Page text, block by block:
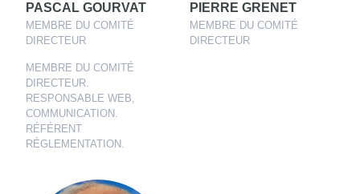
PASCAL GOURVAT
MEMBRE DU COMITÉ
DIRECTEUR
MEMBRE DU COMITÉ
DIRECTEUR.
RESPONSABLE WEB,
COMMUNICATION.
RÉFÉRENT
RÉGLEMENTATION.
PIERRE GRENET
MEMBRE DU COMITÉ
DIRECTEUR